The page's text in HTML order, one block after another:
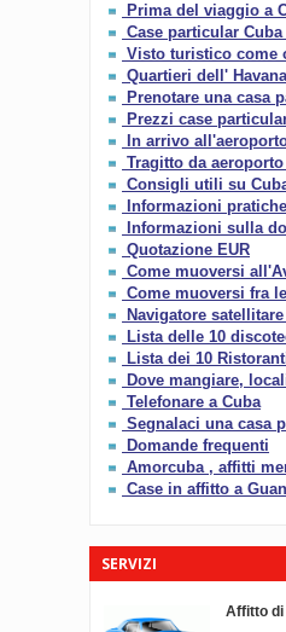
Prima del viaggio a
Case particular
Visto turistico come
Quartieri dell' Havana
Prenotare una casa
Prezzi case
In arrivo
Tragitto da
Consigli utili su
Informazioni pratiche
Informazioni sulla
Quotazione EUR
Come muoversi
Come muoversi fra
Navigatore
Lista delle 10
Lista dei 10
Dove mangiare,
Telefonare a Cuba
Segnalaci una casa
Domande frequenti
Amorcuba , affitti
Case in affitto a
SERVIZI
Affitto di